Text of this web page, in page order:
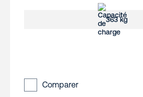
363 kg
Comparer